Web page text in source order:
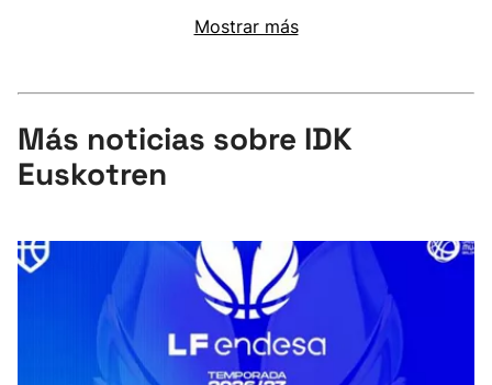
Mostrar más
Más noticias sobre IDK
Euskotren